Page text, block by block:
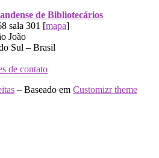
de Bibliotecários
sala 301 [mapa]
João
Sul – Brasil
de contato
– Baseado em Customizr theme